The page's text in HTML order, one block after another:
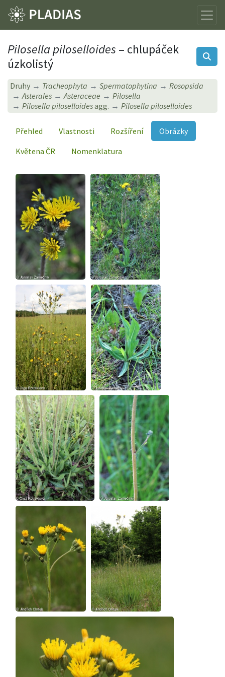
Pilosella piloselloides – chlupáček
úzkolistý
Druhy Tracheophyta Spermatophytina
Rosopsida
Asterales
Asteraceae
Pilosella
Pilosella piloselloidesagg. Pilosella piloselloides
Přehled Vlastnosti Rozšíření
Obrázky
Květena ČR
Nomenklatura